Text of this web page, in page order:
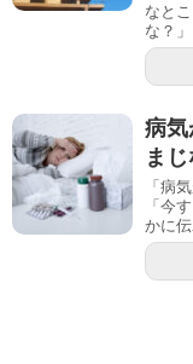
なと
な？
病気
ま
「病
「今
かに